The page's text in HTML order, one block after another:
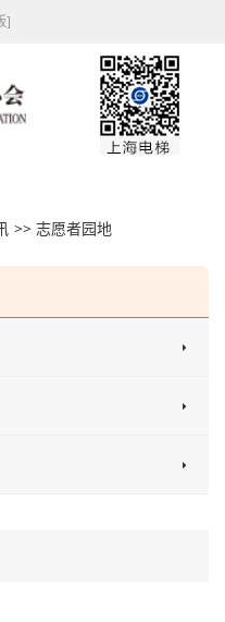
]
>> 志愿者园地